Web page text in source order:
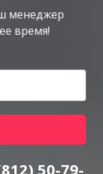
менеджер
время!
50-79-